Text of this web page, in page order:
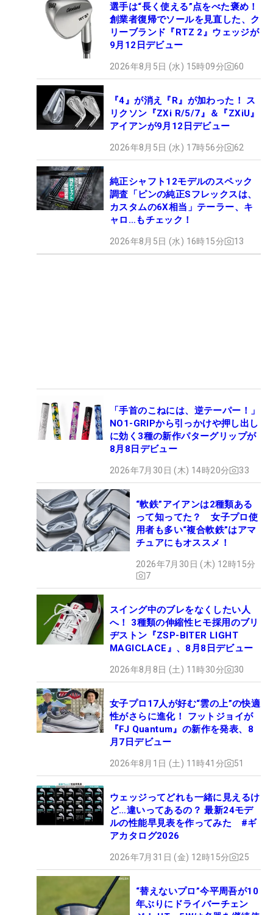
選手は“長く使える”点をべた褒め！
創業者復帰でソールを見直した、ク
リーブランド『RTZ 2』ウェッジが
9月12日デビュー
2026年8月5日 (水) 15時09分 60
『4』が消え『R』が加わった！ ス
リクソン『ZXi R/5/7』＆『ZXiU』
アイアンが9月12日デビュー
2026年8月5日 (水) 17時56分 62
純正シャフト12モデルのスペック
調査「ピンの純正Sフレックスは、
カスタムの6X相当」テーラー、キ
ャロ…もチェック！
2026年8月5日 (水) 16時15分 13
「手首のこねには、逆テーパー！」
NO1-GRIPから引っかけや押し出し
に効く3種の新作パターグリップが
8月8日デビュー
2026年7月30日 (木) 14時20分 33
“軟鉄”アイアンは2種類ある
って知ってた？ 女子プロ使
用者も多い“複合軟鉄”はアマ
チュアにもオススメ！
2026年7月30日 (木) 12時15分
7
スイング中のブレをなくしたい人
へ！ 3種類の伸縮性ヒモ採用のブリ
ヂストン『ZSP-BITER LIGHT
MAGICLACE』、8月8日デビュー
2026年8月8日 (土) 11時30分 30
女子プロ17人が好む“雲の上”の快適
性がさらに進化！ フットジョイが
『FJ Quantum』の新作を発表、8
月7日デビュー
2026年8月1日 (土) 11時41分 51
ウェッジってどれも一緒に見えるけ
ど…違いってあるの？ 最新24モデ
ルの性能早見表を作ってみた #ギ
アカタログ2026
2026年7月31日 (金) 12時15分 25
“替えないプロ”今平周吾が10
年ぶりにドライバーチェン